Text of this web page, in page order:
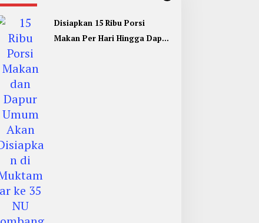
Disiapkan 15 Ribu Porsi
Makan Per Hari Hingga Dapur